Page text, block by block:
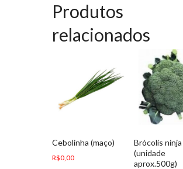
Produtos
relacionados
Cebolinha (maço)
R$0,00
Brócolis ninja
(unidade
aprox.500g)